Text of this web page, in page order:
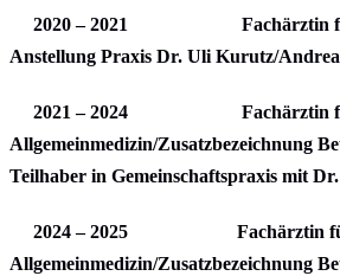
2020 – 2021 Fachärztin für
Anstellung Praxis Dr. Uli Kurutz/
2021 – 2024 Fachärztin
Allgemeinmedizin/Zusatzbezeichnung
Teilhaber in Gemeinschaftspraxis mit
2024 – 2025 Fachärztin
Allgemeinmedizin/Zusatzbezeichnung